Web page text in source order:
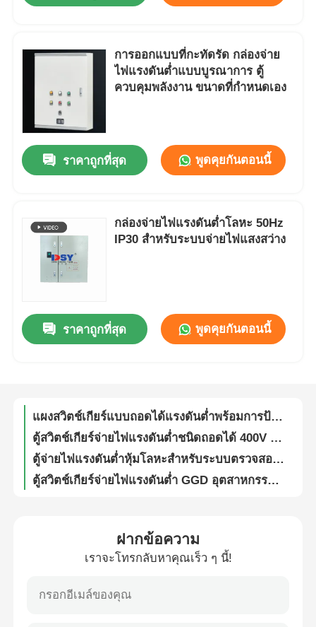
ผลิตภัณฑ์
ทัวร์โรงงาน
ควบคุมคุณภาพ
การออกแบบที่กะทัดรัด กล่องจ่าย
ไฟแรงดันต่ำแบบบูรณาการ ตู้
ควบคุมพลังงาน ขนาดที่กำหนดเอง
ราคาถูกที่สุด พูดคุยกันตอนนี้
กล่องจ่ายไฟแรงดันต่ำโลหะ 50Hz
IP30 สำหรับระบบจ่ายไฟแสงสว่าง
ราคาถูกที่สุด
พูดคุยกันตอนนี้
กล่องมิเตอร์ไฟฟ้าอุตสาหกรรมโลหะ แผงจ่ายไฟฟ้า ขนาดที่กำหนดเอง
ฝากข้อความ
เราจะโทรกลับหาคุณเร็ว ๆ นี้!